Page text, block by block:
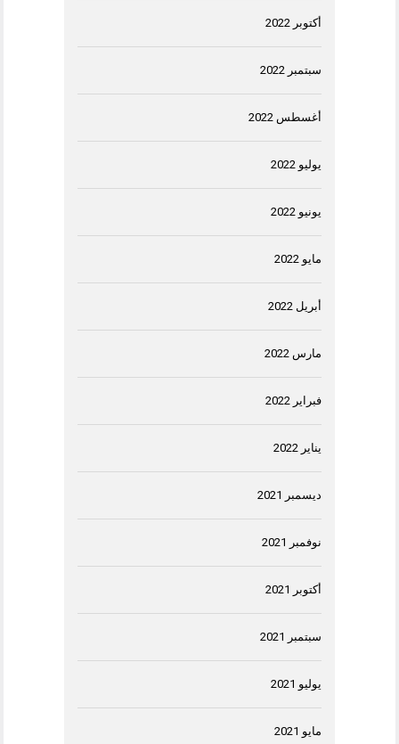
أكتوبر 2022
سبتمبر 2022
أغسطس 2022
يوليو 2022
يونيو 2022
مايو 2022
أبريل 2022
مارس 2022
فبراير 2022
يناير 2022
ديسمبر 2021
نوفمبر 2021
أكتوبر 2021
سبتمبر 2021
يوليو 2021
مايو 2021